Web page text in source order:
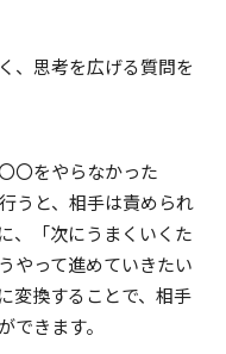
、思考を広げる質問を
〇をやらなかった
うと、相手は責められ
、「次にうまくいくた
やって進めていきたい
変換することで、相手
できます。